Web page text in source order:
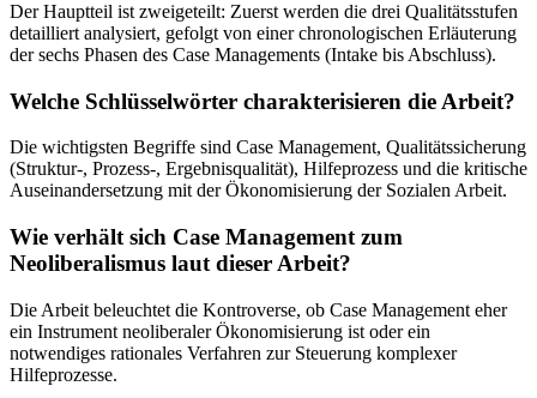
Der Hauptteil ist zweigeteilt: Zuerst werden die drei Qualitätsstufen
detailliert analysiert, gefolgt von einer chronologischen Erläuterung
der sechs Phasen des Case Managements (Intake bis Abschluss).
Welche Schlüsselwörter charakterisieren die Arbeit?
Die wichtigsten Begriffe sind Case Management, Qualitätssicherung
(Struktur-, Prozess-, Ergebnisqualität), Hilfeprozess und die kritische
Auseinandersetzung mit der Ökonomisierung der Sozialen Arbeit.
Wie verhält sich Case Management zum
Neoliberalismus laut dieser Arbeit?
Die Arbeit beleuchtet die Kontroverse, ob Case Management eher
ein Instrument neoliberaler Ökonomisierung ist oder ein
notwendiges rationales Verfahren zur Steuerung komplexer
Hilfeprozesse.